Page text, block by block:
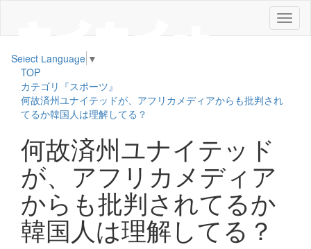
メ
ニ
Select Language ▼
TOP
カテゴリ『スポーツ』
何故済州ユナイテッドが、アフリカメディアからも批判され
てるか韓国人は理解してる？
何故済州ユナイテッド
が、アフリカメディア
からも批判されてるか
韓国人は理解してる？